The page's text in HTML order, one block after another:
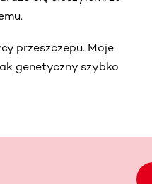
przeszczepu. Moje
genetyczny szybko